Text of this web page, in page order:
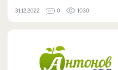
31.12.2022 0 1030